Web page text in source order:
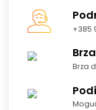
+385
Brza